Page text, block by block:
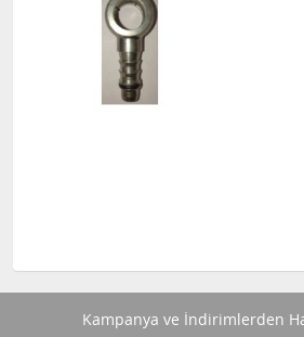
Kampanya ve İndirimlerden